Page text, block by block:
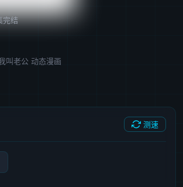
完结
叫老公 动态漫画
测速